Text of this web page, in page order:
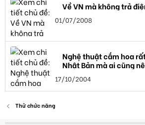
Về VN mà không trả
01/07/2008
Nghệ thuật cắm hoa
Nhật Bản mà ai cũng
17/10/2004
Thử chức năng